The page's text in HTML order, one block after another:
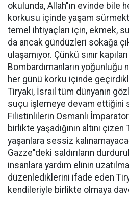
okulunda, Allah"ın evinde bile
korkusu içinde yaşam
temel ihtiyaçları için, ekmek,
da ancak gündüzleri sokağa
ulaşamıyor. Çünkü sınır
Bombardımanların yoğunluğu
her günü korku içinde
Tiryaki, İsrail tüm dünyanın
suçu işlemeye devam ettiğini
Filistinlilerin Osmanlı
birlikte yaşadığının altını
yaşanlara sessiz
Gazze"deki saldırıların
insanlara yardım elinin
düzenlediklerini ifade eden
kendileriyle birlikte olmaya